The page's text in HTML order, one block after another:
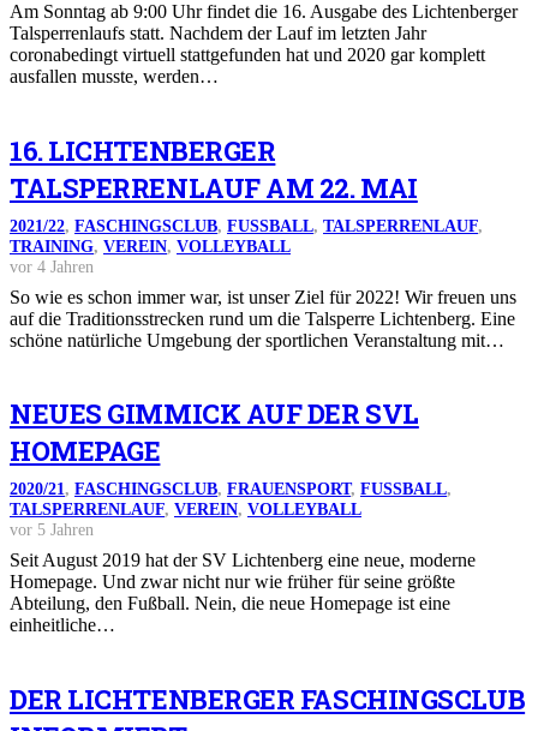
Am Sonntag ab 9:00 Uhr findet die 16. Ausgabe des Lichtenberger
Talsperrenlaufs statt. Nachdem der Lauf im letzten Jahr
coronabedingt virtuell stattgefunden hat und 2020 gar komplett
ausfallen musste, werden…
16. LICHTENBERGER
TALSPERRENLAUF AM 22. MAI
2021/22, FASCHINGSCLUB, FUSSBALL, TALSPERRENLAUF,
TRAINING, VEREIN, VOLLEYBALL
vor 4 Jahren
So wie es schon immer war, ist unser Ziel für 2022! Wir freuen uns
auf die Traditionsstrecken rund um die Talsperre Lichtenberg. Eine
schöne natürliche Umgebung der sportlichen Veranstaltung mit…
NEUES GIMMICK AUF DER SVL
HOMEPAGE
2020/21, FASCHINGSCLUB, FRAUENSPORT, FUSSBALL,
TALSPERRENLAUF, VEREIN, VOLLEYBALL
vor 5 Jahren
Seit August 2019 hat der SV Lichtenberg eine neue, moderne
Homepage. Und zwar nicht nur wie früher für seine größte
Abteilung, den Fußball. Nein, die neue Homepage ist eine
einheitliche…
DER LICHTENBERGER FASCHINGSCLUB